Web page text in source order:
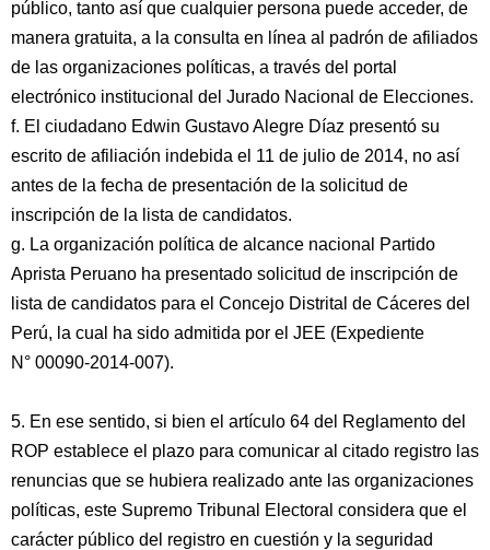
público, tanto así que cualquier persona puede acceder, de
manera gratuita, a la consulta en línea al padrón de afiliados
de las organizaciones políticas, a través del portal
electrónico institucional del Jurado Nacional de Elecciones.
f. El ciudadano Edwin Gustavo Alegre Díaz presentó su
escrito de afiliación indebida el 11 de julio de 2014, no así
antes de la fecha de presentación de la solicitud de
inscripción de la lista de candidatos.
g. La organización política de alcance nacional Partido
Aprista Peruano ha presentado solicitud de inscripción de
lista de candidatos para el Concejo Distrital de Cáceres del
Perú, la cual ha sido admitida por el JEE (Expediente
N° 00090-2014-007).
5. En ese sentido, si bien el artículo 64 del Reglamento del
ROP establece el plazo para comunicar al citado registro las
renuncias que se hubiera realizado ante las organizaciones
políticas, este Supremo Tribunal Electoral considera que el
carácter público del registro en cuestión y la seguridad